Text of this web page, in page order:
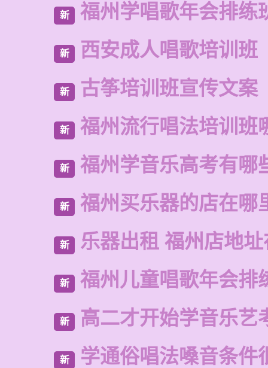
新 福州学唱歌年会排练
新 西安成人唱歌培训班
新 古筝培训班宣传文案
新 福州流行唱法培训班
新 福州学音乐高考有哪
新 福州买乐器的店在哪
新 乐器出租 福州店地
新 福州儿童唱歌年会排
新 高二才开始学音乐艺
新 学通俗唱法嗓音条件